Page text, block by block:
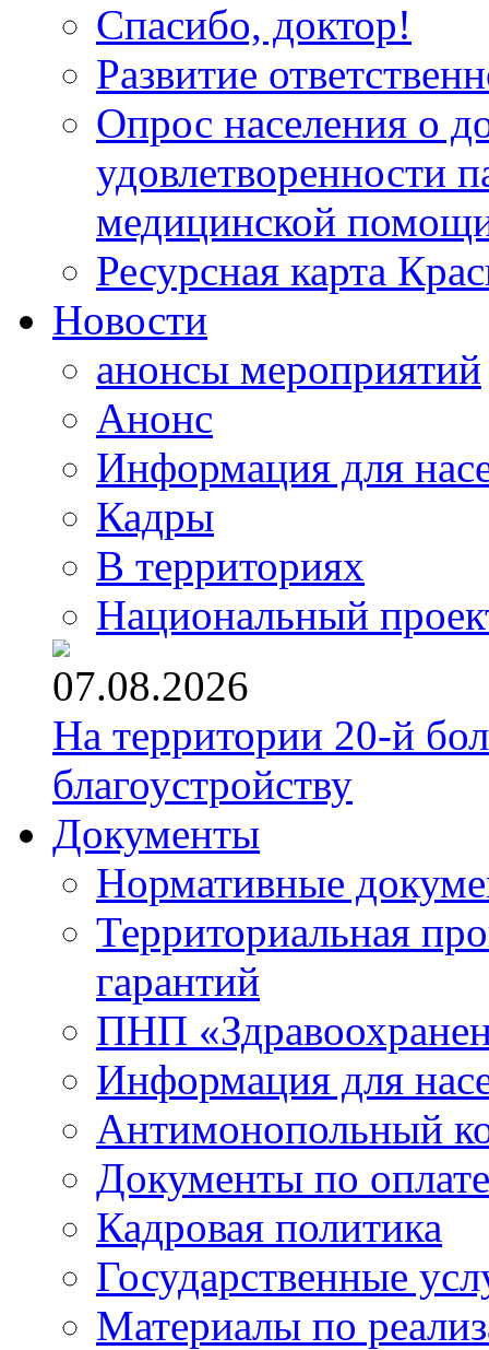
Спасибо, доктор!
Развитие
Опрос населения о
удовлетворенности
медицинской
Ресурсная карта
Новости
анонсы мероприятий
Анонс
Информация для
Кадры
В территориях
Национальный
07.08.2026
На территории 20-й
благоустройству
Документы
Нормативные
Территориальная
гарантий
ПНП
Информация для
Антимонопольный
Документы по
Кадровая политика
Государственные
Материалы по